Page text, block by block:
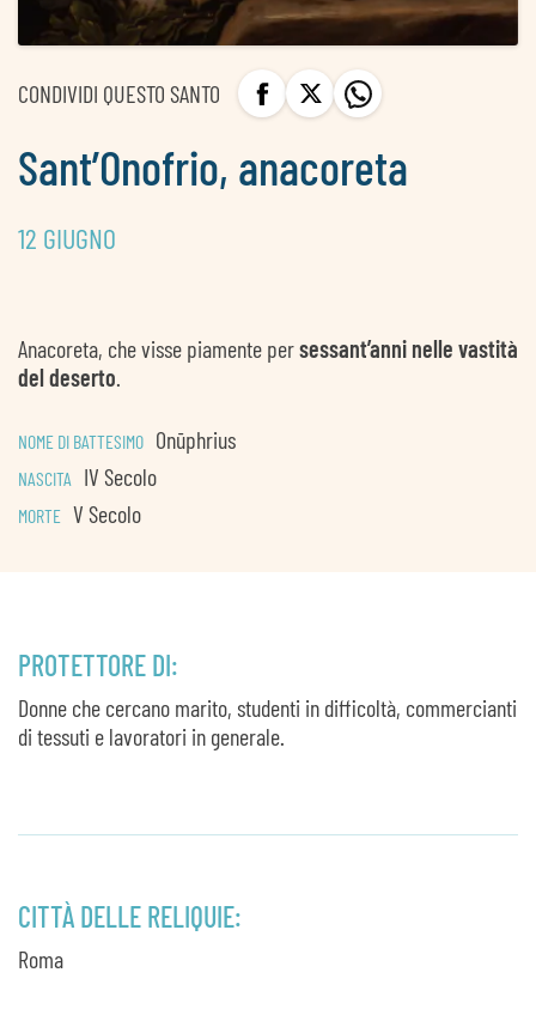
Sant’Onofrio, anacoreta
12 GIUGNO
Anacoreta, che visse piamente persessant’anni nelle vastità
del deserto.
NOME DI BATTESIMO Onūphrius
NASCITA IV Secolo
MORTE V Secolo
CONDIVIDI QUESTO SANTO
PROTETTORE DI:
Donne che cercano marito, studenti in difficoltà, commercianti
di tessuti e lavoratori in generale.
CITTÀ DELLE RELIQUIE:
Roma